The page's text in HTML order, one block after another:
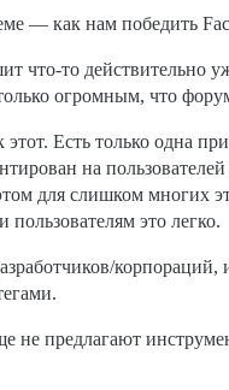
— как нам победить
что-то действительно
огромным, что
Есть только одна
на
для слишком многих
это легко.
предлагают